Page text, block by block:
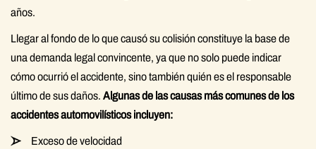
años.
Llegar al fondo de lo que causó su colisión constituye la base de
una demanda legal convincente, ya que no solo puede indicar
cómo ocurrió el accidente, sino también quién es el responsable
último de sus daños. Algunas de las causas más comunes de los
accidentes automovilísticos incluyen:
Exceso de velocidad